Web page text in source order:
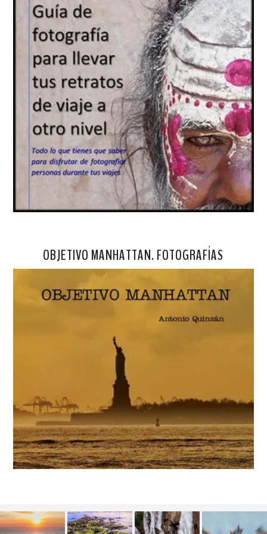
OBJETIVO MANHATTAN. FOTOGRAFÍAS